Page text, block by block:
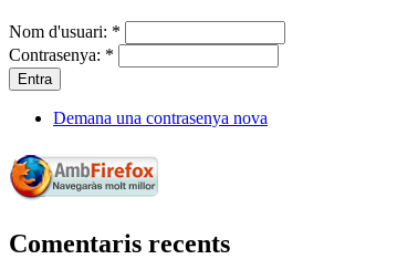
Nom d'usuari: *
Contrasenya: *
Demana una contrasenya nova
Comentaris recents